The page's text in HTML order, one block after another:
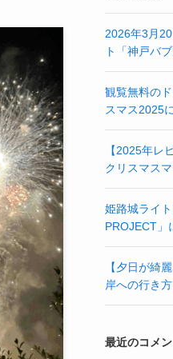
2026年3月
ト「神戸バブ
観覧無料の
スマス2025
【2025年レ
クリスマス
姫路城ライ
PROJECT」
【夕日が綺
岸への行き
最近のコメン